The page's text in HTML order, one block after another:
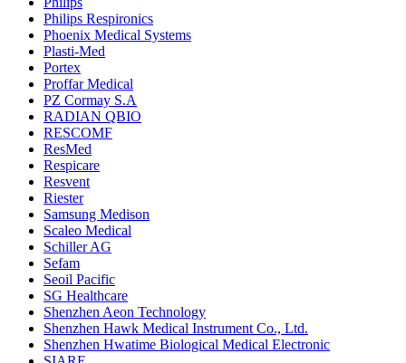
Philips Respironics
Phoenix Medical Systems
Plasti-Med
Portex
Proffar Medical
PZ Cormay S.A
RADIAN QBIO
RESCOMF
ResMed
Respicare
Resvent
Riester
Samsung Medison
Scaleo Medical
Schiller AG
Sefam
Seoil Pacific
SG Healthcare
Shenzhen Aeon Technology
Shenzhen Hawk Medical Instrument Co., Ltd.
Shenzhen Hwatime Biological Medical Electronic